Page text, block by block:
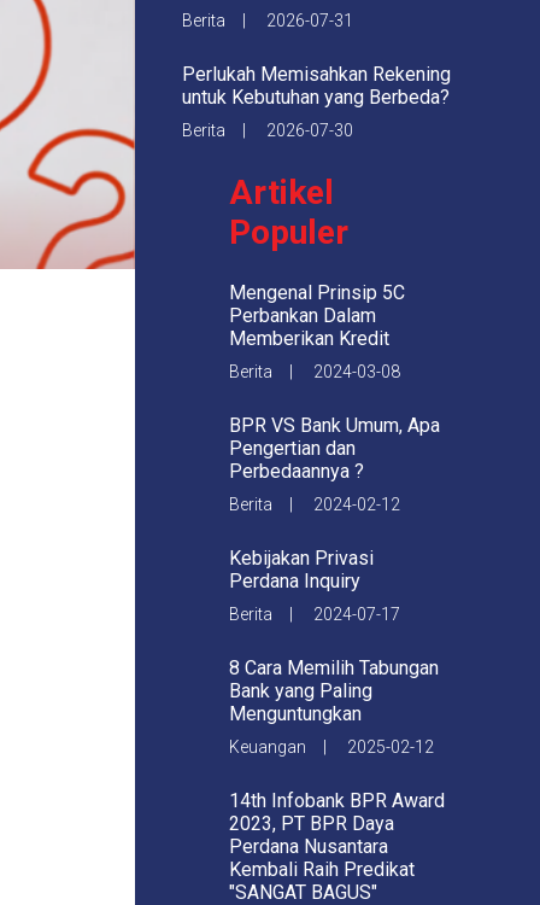
Berita | 2026-07-31
Perlukah Memisahkan Rekening
untuk Kebutuhan yang Berbeda?
Berita | 2026-07-30
Artikel
Populer
Mengenal Prinsip 5C
Perbankan Dalam
Memberikan Kredit
Berita | 2024-03-08
BPR VS Bank Umum, Apa
Pengertian dan
Perbedaannya ?
Berita | 2024-02-12
Kebijakan Privasi
Perdana Inquiry
Berita | 2024-07-17
8 Cara Memilih Tabungan
Bank yang Paling
Menguntungkan
Keuangan | 2025-02-12
14th Infobank BPR Award
2023, PT BPR Daya
Perdana Nusantara
Kembali Raih Predikat
"SANGAT BAGUS"